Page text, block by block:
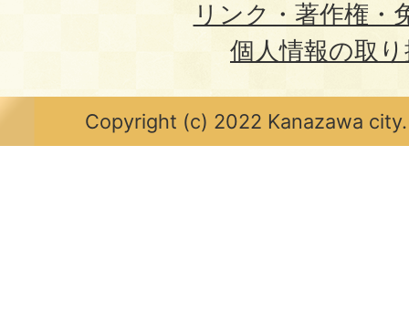
リンク・著作権・
個人情報の取
Copyright (c) 2022 Kanazawa